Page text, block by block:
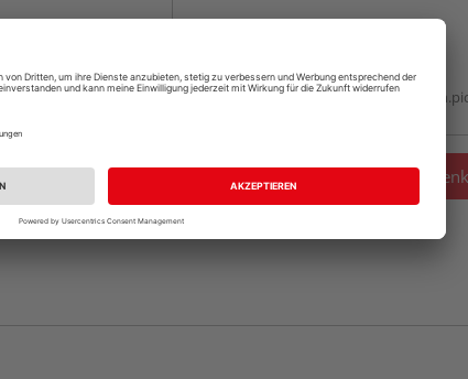
Auf Vorbestellung:
In den